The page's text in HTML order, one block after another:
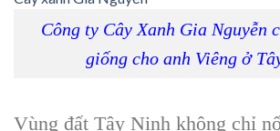
Công ty Cây Xanh Gia Nguyễn
giống cho anh Viêng ở
Vùng đất Tây Ninh không chỉ